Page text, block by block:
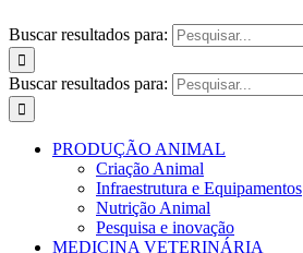
Buscar resultados para:
Buscar resultados para:
PRODUÇÃO ANIMAL
Criação Animal
Infraestrutura e Equipamentos
Nutrição Animal
Pesquisa e inovação
MEDICINA VETERINÁRIA